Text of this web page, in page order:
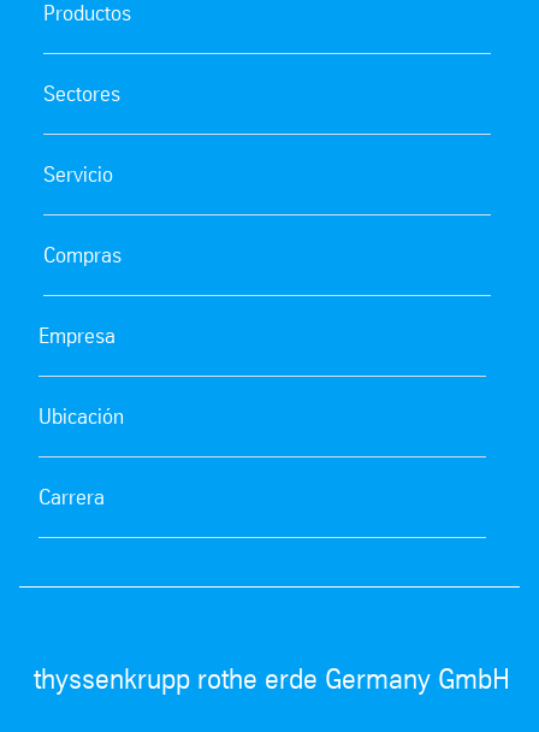
Productos
Sectores
Servicio
Compras
Empresa
Ubicación
Carrera
thyssenkrupp rothe erde Germany GmbH